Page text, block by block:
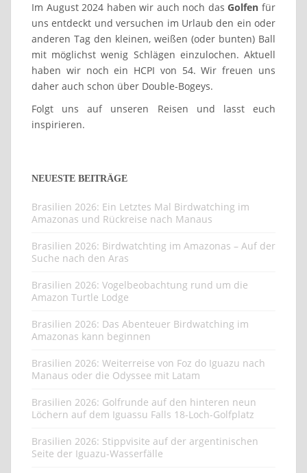
Im August 2024 haben wir auch noch dasGolfen für
uns entdeckt und versuchen im Urlaub den ein oder
anderen Tag den kleinen, weißen (oder bunten) Ball
mit möglichst wenig Schlägen einzulochen. Aktuell
haben wir noch ein HCPI von 54. Wir freuen uns
daher auch schon über Double-Bogeys.
Folgt uns auf unseren Reisen und lasst euch
inspirieren.
NEUESTE BEITRÄGE
Brasilien 2026: Ein Letztes Mal Birdwatching im
Amazonas und Rückreise nach Manaus
Brasilien 2026: Birdwatchting im Amazonas – Auf der
Suche nach den Aras
Brasilien 2026: Vogelbeobachtung rund um die
Amazon Turtle Lodge
Brasilien 2026: Das Abenteuer Birdwatching im
Amazonas kann beginnen
Brasilien 2026: Weiterreise von Foz do Iguazu nach
Manaus oder die Odyssee mit Latam
Brasilien 2026: Golfrunde auf den hinteren neun
Löchern auf dem Iguassu Falls 18-Loch-Golfplatz
Brasilien 2026: Stippvisite auf der argentinischen
Seite der Iguazu-Wasserfälle